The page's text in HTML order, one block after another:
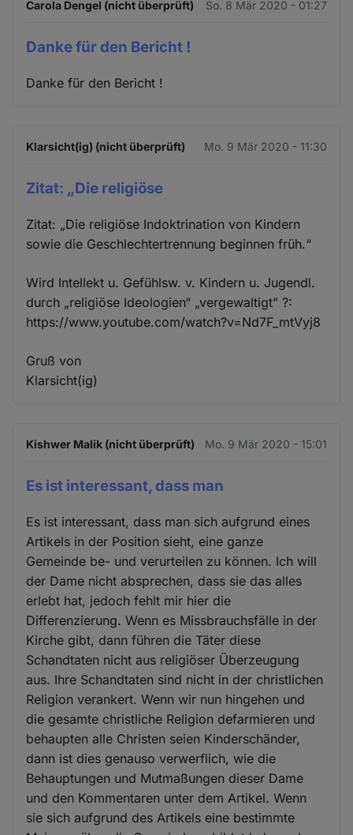
Carola Dengel (nicht überprüft) So. 8 Mär 2020 - 01:27
Danke für den Bericht !
Danke für den Bericht !
Klarsicht(ig) (nicht überprüft) Mo. 9 Mär 2020 - 11:30
Zitat: „Die religiöse
Zitat: „Die religiöse Indoktrination von Kindern
sowie die Geschlechtertrennung beginnen früh.“
Wird Intellekt u. Gefühlsw. v. Kindern u. Jugendl.
durch „religiöse Ideologien“ „vergewaltigt" ?:
https://www.youtube.com/watch?v=Nd7F_mtVyj8
Gruß von
Klarsicht(ig)
Kishwer Malik (nicht überprüft) Mo. 9 Mär 2020 - 15:01
Es ist interessant, dass man
Es ist interessant, dass man sich aufgrund eines
Artikels in der Position sieht, eine ganze
Gemeinde be- und verurteilen zu können. Ich will
der Dame nicht absprechen, dass sie das alles
erlebt hat, jedoch fehlt mir hier die
Differenzierung. Wenn es Missbrauchsfälle in der
Kirche gibt, dann führen die Täter diese
Schandtaten nicht aus religiöser Überzeugung
aus. Ihre Schandtaten sind nicht in der christlichen
Religion verankert. Wenn wir nun hingehen und
die gesamte christliche Religion defarmieren und
behaupten alle Christen seien Kinderschänder,
dann ist dies genauso verwerflich, wie die
Behauptungen und Mutmaßungen dieser Dame
und den Kommentaren unter dem Artikel. Wenn
sie sich aufgrund des Artikels eine bestimmte